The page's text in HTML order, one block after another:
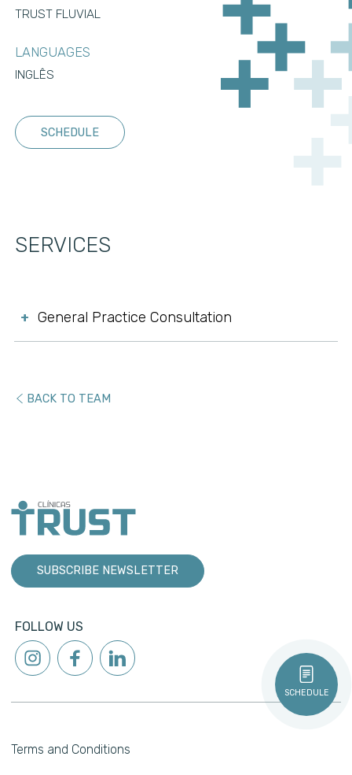
SCHEDULE
TRUST FLUVIAL
LANGUAGES
INGLÊS
SCHEDULE
SERVICES
+ General Practice Consultation
BACK TO TEAM
SUBSCRIBE NEWSLETTER
FOLLOW US
Terms and Conditions